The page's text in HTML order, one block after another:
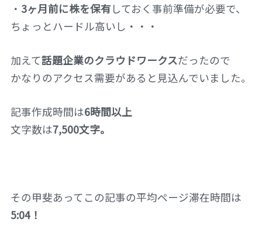
・ 3ヶ月前に株を保有 しておく事前準備が必要で、
ちょっとハードル高いし・・・
加えて話題企業のクラウドワークスだったので
かなりのアクセス需要があると見込んでいました。
記事作成時間は6時間以上
文字数は7,500文字。
その甲斐あってこの記事の平均ページ滞在時間は
5:04！